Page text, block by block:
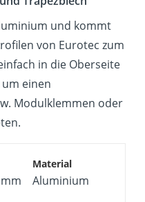
und kommt
von Eurotec zum
in die Oberseite
einen
Modulklemmen oder
Aluminium